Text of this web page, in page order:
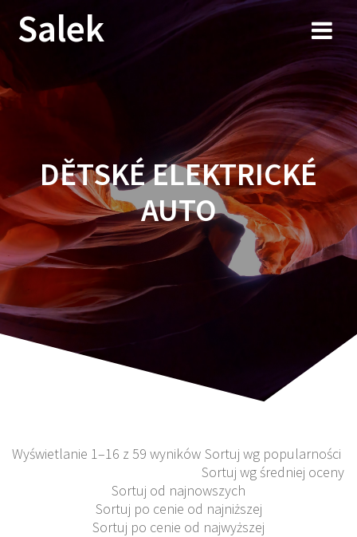
Przejdź
do
Salek
DĚTSKÉ ELEKTRICKÉ
AUTO
Wyświetlanie 1–16 z 59 wyników Sortuj wg popularności
Sortuj wg średniej oceny
Sortuj od najnowszych
Sortuj po cenie od najniższej
Sortuj po cenie od najwyższej